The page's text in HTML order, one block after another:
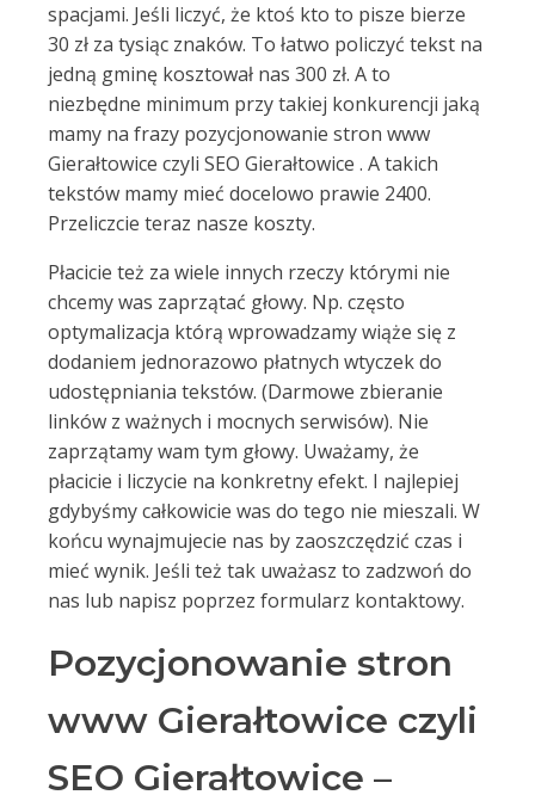
spacjami. Jeśli liczyć, że ktoś kto to pisze bierze
30 zł za tysiąc znaków. To łatwo policzyć tekst na
jedną gminę kosztował nas 300 zł. A to
niezbędne minimum przy takiej konkurencji jaką
mamy na frazy pozycjonowanie stron www
Gierałtowice czyli SEO Gierałtowice . A takich
tekstów mamy mieć docelowo prawie 2400.
Przeliczcie teraz nasze koszty.
Płacicie też za wiele innych rzeczy którymi nie
chcemy was zaprzątać głowy. Np. często
optymalizacja którą wprowadzamy wiąże się z
dodaniem jednorazowo płatnych wtyczek do
udostępniania tekstów. (Darmowe zbieranie
linków z ważnych i mocnych serwisów). Nie
zaprzątamy wam tym głowy. Uważamy, że
płacicie i liczycie na konkretny efekt. I najlepiej
gdybyśmy całkowicie was do tego nie mieszali. W
końcu wynajmujecie nas by zaoszczędzić czas i
mieć wynik. Jeśli też tak uważasz to zadzwoń do
nas lub napisz poprzez formularz kontaktowy.
Pozycjonowanie stron
www Gierałtowice czyli
SEO Gierałtowice –